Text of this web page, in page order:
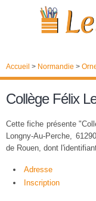
Accueil > Normandie >
Collège Félix
Cette fiche présente
Longny-Au-Perche,
de Rouen, dont
Adresse
Inscription